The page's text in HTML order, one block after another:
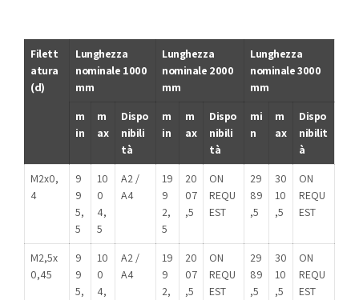
Filett
atura
(d)
Lunghezza
nominale 1000
mm
Lunghezza
nominale 2000
mm
Lunghezza
nominale 3000
mm
m
in
m
ax
Dispo
nibili
tà
m
in
m
ax
Dispo
nibili
tà
mi
n
m
ax
Dispo
nibilit
à
M2x0,
4
9
9
5,
5
10
0
4,
5
A2 /
A4
19
9
2,
5
20
07
,5
ON
REQU
EST
29
89
,5
30
10
,5
ON
REQU
EST
M2,5x
0,45
9
9
5,
10
0
4,
A2 /
A4
19
9
2,
20
07
,5
ON
REQU
EST
29
89
,5
30
10
,5
ON
REQU
EST